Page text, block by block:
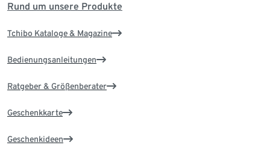
Rund um unsere Produkte
Tchibo Kataloge & Magazine
Bedienungsanleitungen
Ratgeber & Größenberater
Geschenkkarte
Geschenkideen